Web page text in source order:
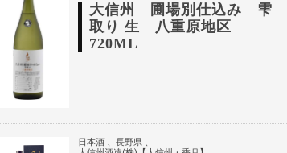
大信州 圃場別仕込み 雫
取り 生 八重原地区
720ML
日本酒
長野県